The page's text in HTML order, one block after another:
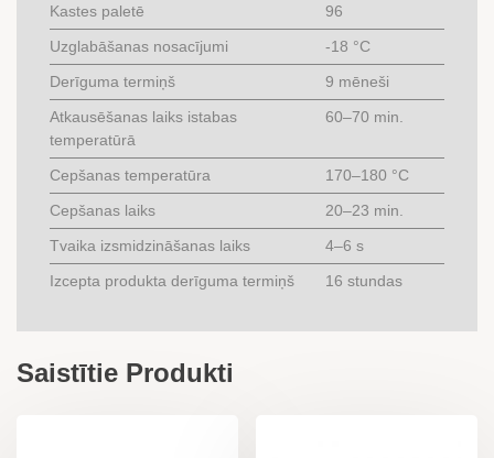
Kastes paletē
96
Uzglabāšanas nosacījumi
-18 °C
Derīguma termiņš
9 mēneši
Atkausēšanas laiks istabas
temperatūrā
60–70 min.
Cepšanas temperatūra
170–180 °C
Cepšanas laiks
20–23 min.
Tvaika izsmidzināšanas laiks
4–6 s
Izcepta produkta derīguma termiņš
16 stundas
Saistītie Produkti